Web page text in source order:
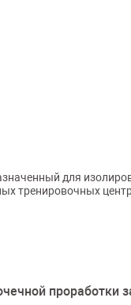
для
тренировочных